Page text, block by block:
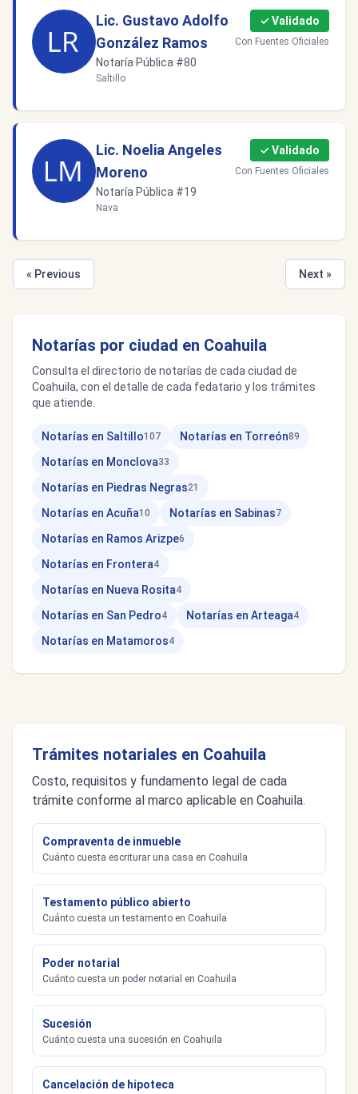
Lic. Gustavo Adolfo
González Ramos
Notaría Pública #80
Saltillo
✓ Validado
Con Fuentes Oficiales
Lic. Noelia Angeles
Moreno
Notaría Pública #19
Nava
✓ Validado
Con Fuentes Oficiales
« Previous Next »
Notarías por ciudad en Coahuila
Consulta el directorio de notarías de cada ciudad de
Coahuila, con el detalle de cada fedatario y los trámites
que atiende.
Notarías en Saltillo107 Notarías en Torreón89
Notarías en Monclova33
Notarías en Piedras Negras21
Notarías en Acuña10 Notarías en Sabinas7
Notarías en Ramos Arizpe6
Notarías en Frontera4
Notarías en Nueva Rosita4
Notarías en San Pedro4 Notarías en Arteaga4
Notarías en Matamoros4
Trámites notariales en Coahuila
Costo, requisitos y fundamento legal de cada
trámite conforme al marco aplicable en Coahuila.
Compraventa de inmueble
Cuánto cuesta escriturar una casa en Coahuila
Testamento público abierto
Cuánto cuesta un testamento en Coahuila
Poder notarial
Cuánto cuesta un poder notarial en Coahuila
Sucesión
Cuánto cuesta una sucesión en Coahuila
Cancelación de hipoteca